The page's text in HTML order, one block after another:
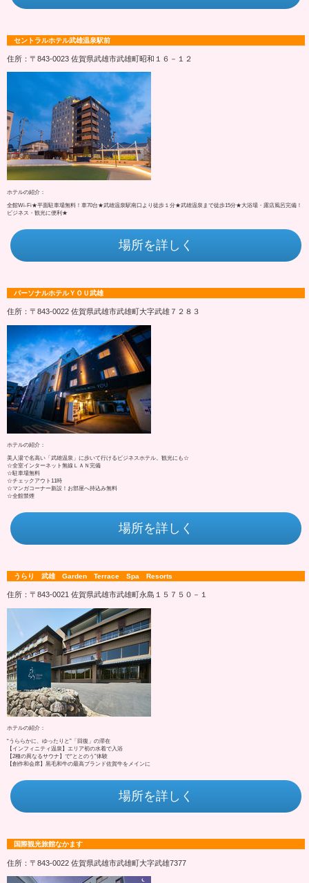
セントラルホテル武雄温泉駅前
住所：〒843-0023 佐賀県武雄市武雄町昭和１６－１２
ホテルの紹介：
全館Wi-Fi★平面駐車場無料！車70台★武雄温泉駅南口より徒歩１分★武雄温泉まで徒歩15分★大浴場・露店風呂完備！
ビジネス・観光に便利★
場所を詳しく
パーソナルホテルＹＯＵ武雄
住所：〒843-0022 佐賀県武雄市武雄町大字武雄７２８３
ホテルの紹介：
美人湯で名高い「武雄温泉」に歩いて行けるビジネスホテル。観光にも☆
☆全室インターネット無線ＬＡＮ完備
☆駐車場無料
☆チェックアウト11時
☆マンガコーナー新設！お部屋へ持込み無料
☆全館禁煙
場所を詳しく
うらり 武雄 Garden Terrace Spa Resorts
住所：〒843-0021 佐賀県武雄市武雄町永島１５７５０－１
ホテルの紹介：
“うららかに、ゆったりと”「回復」の滞在
【インフィニティ温泉】エリア初の水着で入浴
【2種の異なるサウナ】で“ととのう”体験
【創作和会席】黒毛和牛の最高ブランド佐賀牛をメインに
場所を詳しく
国際観光旅館なかます
住所：〒843-0022 佐賀県武雄市武雄町大字武雄7377